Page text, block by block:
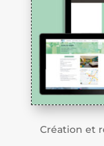
Création et